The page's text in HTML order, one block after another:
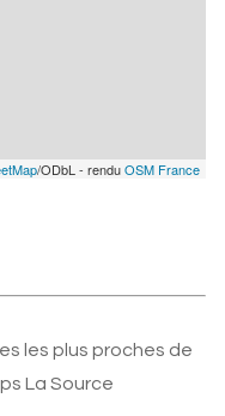
/ODbL - renduOSM France
les plus proches de
La Source